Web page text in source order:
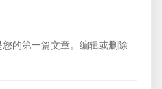
的第一篇文章。编辑或删除